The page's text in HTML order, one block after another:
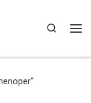
Search